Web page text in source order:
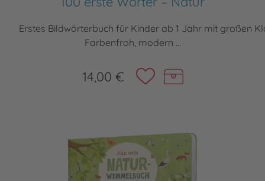
Erstes Bildwörterbuch für Kinder ab 1 Jahr mit großen
Farbenfroh, modern ...
14,00 €